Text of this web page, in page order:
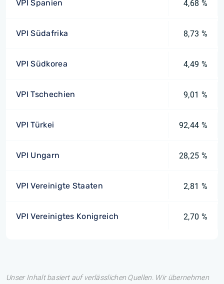
VPI Spanien 4,68 %
VPI Südafrika 8,73 %
VPI Südkorea 4,49 %
VPI Tschechien 9,01 %
VPI Türkei 92,44 %
VPI Ungarn 28,25 %
VPI Vereinigte Staaten 2,81 %
VPI Vereinigtes Konigreich 2,70 %
Unser Inhalt basiert auf verlässlichen Quellen. Wir übernehmen